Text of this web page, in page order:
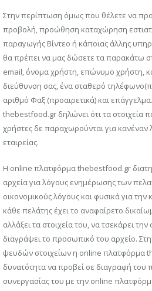
Στην περίπτωση όμως που θέλετε να
προβολή, προώθηση καταχώρηση
παραγωγής Βίντεο ή κάποιας άλλης
θα πρέπει να μας δώσετε τα παρακάτω
email, όνομα χρήστη, επώνυμο χρήστη,
διεύθυνση σας, ένα σταθερό
αριθμό Φαξ (προαιρετικά) και
thebestfood.gr δηλώνει ότι τα στοιχεία
χρήστες δε παραχωρούνται για κανέναν
εταιρείας.
Η online πλατφόρμα thebestfood.gr
αρχεία για λόγους ενημέρωσης των
οικονομικούς λόγους και φυσικά για
κάθε πελάτης έχει το αναφαίρετο
αλλάξει τα στοιχεία του, να τσεκάρει
διαγράψει το προσωπικό του αρχείο.
ψευδών στοιχείων η online πλατφόρμα
δυνατότητα να προβεί σε διαγραφή του
συνεργασίας του με την online